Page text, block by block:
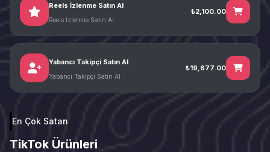
Reels İzlenme Satın Al
Reels İzlenme Satın Al
₺2,100.00
Yabancı Takipçi Satın Al
Yabancı Takipçi Satın Al
₺19,677.00
En Çok Satan
TikTok Ürünleri